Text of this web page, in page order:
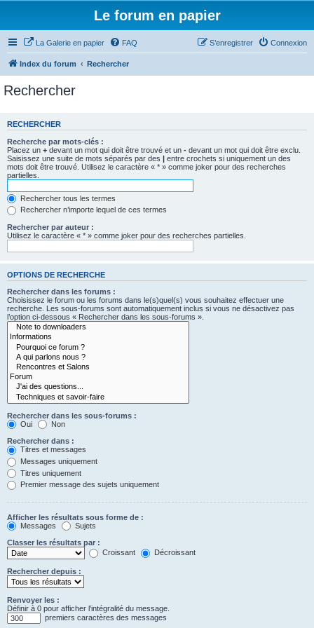
Le forum en papier
La Galerie en papier FAQ Connexion
S’enregistrer
Index du forum Rechercher
Rechercher
RECHERCHER
Recherche par mots-clés :
Placez un + devant un mot qui doit être trouvé et un - devant un mot qui doit être exclu.
Saisissez une suite de mots séparés par des | entre crochets si uniquement un des
mots doit être trouvé. Utilisez le caractère « * » comme joker pour des recherches
partielles.
Rechercher tous les termes
Rechercher n’importe lequel de ces termes
Rechercher par auteur :
Utilisez le caractère « * » comme joker pour des recherches partielles.
OPTIONS DE RECHERCHE
Rechercher dans les forums :
Choisissez le forum ou les forums dans le(s)quel(s) vous souhaitez effectuer une
recherche. Les sous-forums sont automatiquement inclus si vous ne désactivez pas
l’option ci-dessous « Rechercher dans les sous-forums ».
Rechercher dans les sous-forums :
Oui
Non
Rechercher dans :
Titres et messages
Messages uniquement
Titres uniquement
Premier message des sujets uniquement
Afficher les résultats sous forme de :
Messages
Sujets
Classer les résultats par :
Croissant
Décroissant
Rechercher depuis :
Renvoyer les :
Définir à 0 pour afficher l’intégralité du message.
premiers caractères des messages